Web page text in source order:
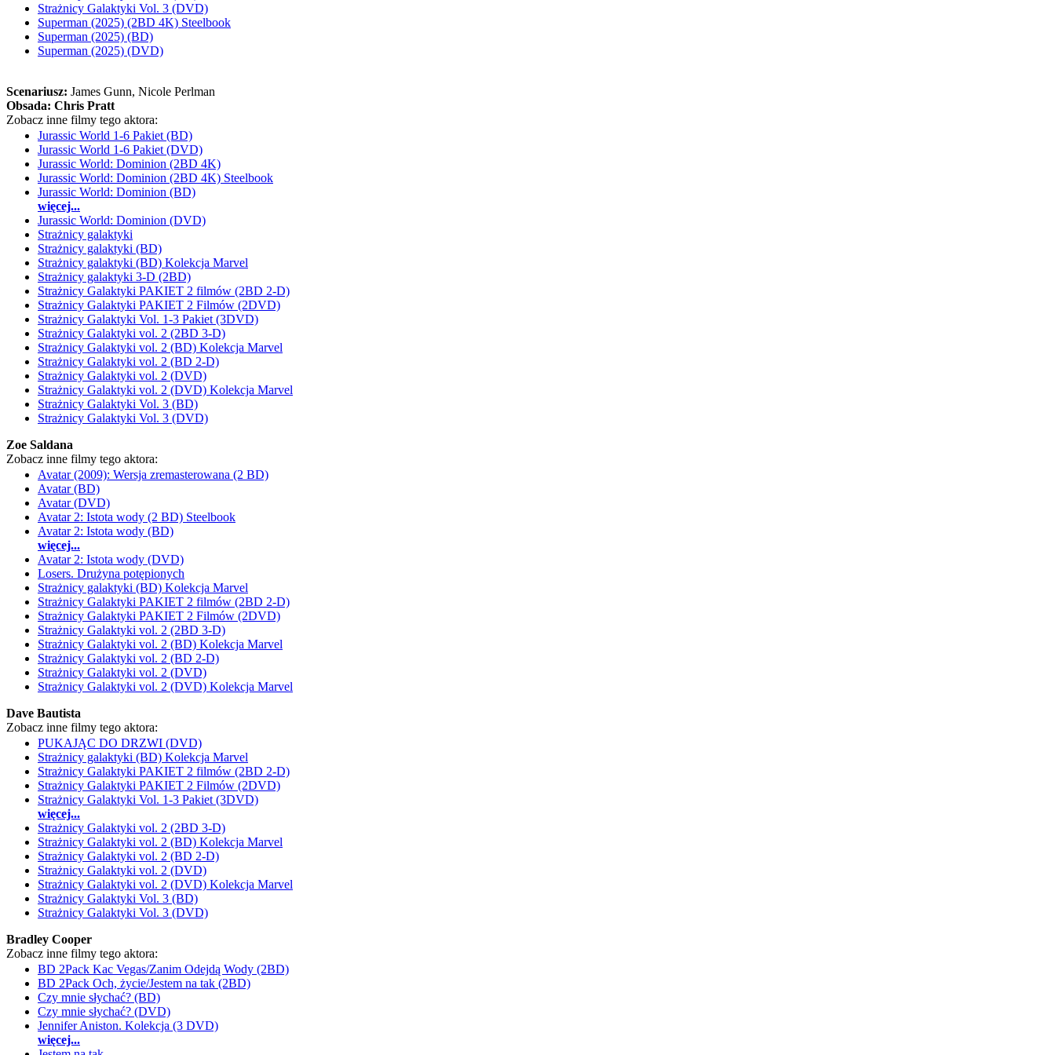
Strażnicy Galaktyki Vol. 3 (DVD)
Superman (2025) (2BD 4K) Steelbook
Superman (2025) (BD)
Superman (2025) (DVD)
Scenariusz: James Gunn, Nicole Perlman
Obsada: Chris Pratt
Zobacz inne filmy tego aktora:
Jurassic World 1-6 Pakiet (BD)
Jurassic World 1-6 Pakiet (DVD)
Jurassic World: Dominion (2BD 4K)
Jurassic World: Dominion (2BD 4K) Steelbook
Jurassic World: Dominion (BD)
więcej...
Jurassic World: Dominion (DVD)
Strażnicy galaktyki
Strażnicy galaktyki (BD)
Strażnicy galaktyki (BD) Kolekcja Marvel
Strażnicy galaktyki 3-D (2BD)
Strażnicy Galaktyki PAKIET 2 filmów (2BD 2-D)
Strażnicy Galaktyki PAKIET 2 Filmów (2DVD)
Strażnicy Galaktyki Vol. 1-3 Pakiet (3DVD)
Strażnicy Galaktyki vol. 2 (2BD 3-D)
Strażnicy Galaktyki vol. 2 (BD) Kolekcja Marvel
Strażnicy Galaktyki vol. 2 (BD 2-D)
Strażnicy Galaktyki vol. 2 (DVD)
Strażnicy Galaktyki vol. 2 (DVD) Kolekcja Marvel
Strażnicy Galaktyki Vol. 3 (BD)
Strażnicy Galaktyki Vol. 3 (DVD)
Zoe Saldana
Zobacz inne filmy tego aktora:
Avatar (2009): Wersja zremasterowana (2 BD)
Avatar (BD)
Avatar (DVD)
Avatar 2: Istota wody (2 BD) Steelbook
Avatar 2: Istota wody (BD)
więcej...
Avatar 2: Istota wody (DVD)
Losers. Drużyna potępionych
Strażnicy galaktyki (BD) Kolekcja Marvel
Strażnicy Galaktyki PAKIET 2 filmów (2BD 2-D)
Strażnicy Galaktyki PAKIET 2 Filmów (2DVD)
Strażnicy Galaktyki vol. 2 (2BD 3-D)
Strażnicy Galaktyki vol. 2 (BD) Kolekcja Marvel
Strażnicy Galaktyki vol. 2 (BD 2-D)
Strażnicy Galaktyki vol. 2 (DVD)
Strażnicy Galaktyki vol. 2 (DVD) Kolekcja Marvel
Dave Bautista
Zobacz inne filmy tego aktora:
PUKAJĄC DO DRZWI (DVD)
Strażnicy galaktyki (BD) Kolekcja Marvel
Strażnicy Galaktyki PAKIET 2 filmów (2BD 2-D)
Strażnicy Galaktyki PAKIET 2 Filmów (2DVD)
Strażnicy Galaktyki Vol. 1-3 Pakiet (3DVD)
więcej...
Strażnicy Galaktyki vol. 2 (2BD 3-D)
Strażnicy Galaktyki vol. 2 (BD) Kolekcja Marvel
Strażnicy Galaktyki vol. 2 (BD 2-D)
Strażnicy Galaktyki vol. 2 (DVD)
Strażnicy Galaktyki vol. 2 (DVD) Kolekcja Marvel
Strażnicy Galaktyki Vol. 3 (BD)
Strażnicy Galaktyki Vol. 3 (DVD)
Bradley Cooper
Zobacz inne filmy tego aktora:
BD 2Pack Kac Vegas/Zanim Odejdą Wody (2BD)
BD 2Pack Och, życie/Jestem na tak (2BD)
Czy mnie słychać? (BD)
Czy mnie słychać? (DVD)
Jennifer Aniston. Kolekcja (3 DVD)
więcej...